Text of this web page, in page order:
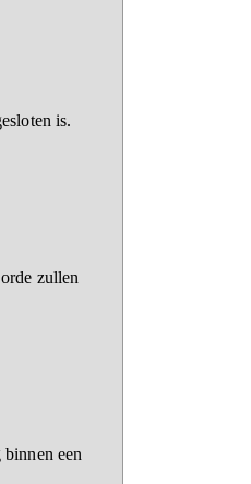
is.
zullen
een